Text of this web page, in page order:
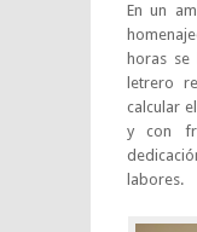
En un
horas
letrero
calcular
y con
labores.